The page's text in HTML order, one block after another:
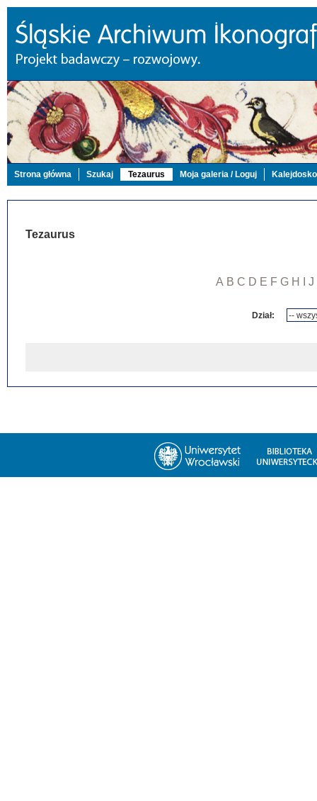
Strona główna Szukaj Tezaurus Moja galeria / Loguj
Tezaurus
A B C D E F G H J
Dział: